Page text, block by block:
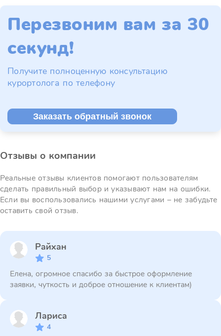
Перезвоним вам за 30
секунд!
Получите полноценную консультацию
курортолога по телефону
Заказать обратный звонок
Отзывы о компании
Реальные отзывы клиентов помогают пользователям
сделать правильный выбор и указывают нам на ошибки.
Если вы воспользовались нашими услугами – не забудьте
оставить свой отзыв.
Райхан
5
Елена, огромное спасибо за быстрое оформление
заявки, чуткость и доброе отношение к клиентам)
Лариса
4